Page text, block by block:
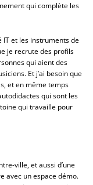
qui complète les
IT et les instruments de
je recrute des profils
qui aient des
Et j’ai besoin que
et en même temps
qui sont les
qui travaille pour
ville, et aussi d’une
avec un espace démo.